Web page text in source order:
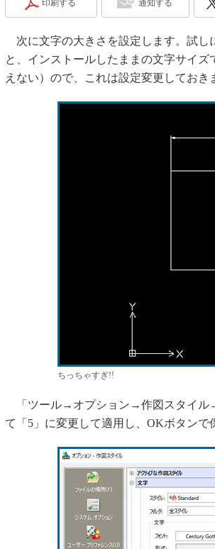
印刷する 通知する
次に文字の大きさを設定します。試し
と、インストールしたままの文字サイ
えない）ので、これは設定変更しておき
ちっちゃすぎ!!
「ツール→オプション→作図スタイル→
て「5」に変更して適用し、OKボタンで